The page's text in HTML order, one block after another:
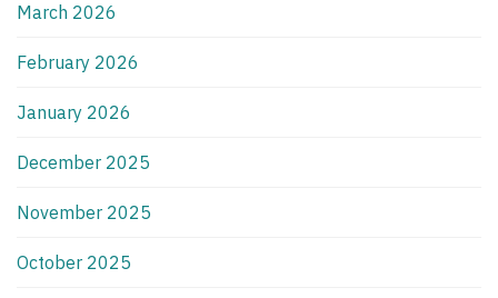
March 2026
February 2026
January 2026
December 2025
November 2025
October 2025